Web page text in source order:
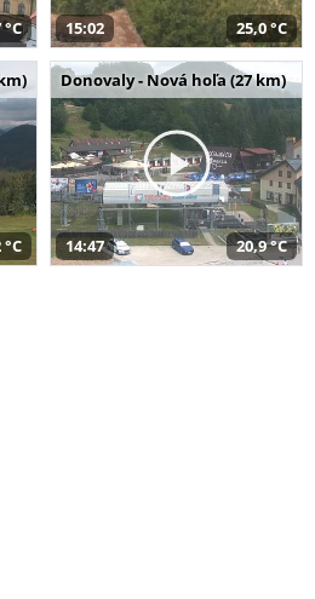
15:02 25,0 °C
Donovaly - Nová hoľa (27 km)
14:47 20,9 °C